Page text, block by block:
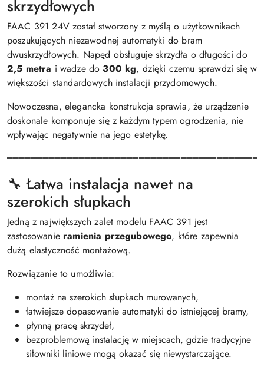
skrzydłowych
FAAC 391 24V został stworzony z myślą o użytkownikach
poszukujących niezawodnej automatyki do bram
dwuskrzydłowych. Napęd obsługuje skrzydła o długości do
2,5 metra i wadze do300 kg, dzięki czemu sprawdzi się w
większości standardowych instalacji przydomowych.
Nowoczesna, elegancka konstrukcja sprawia, że urządzenie
doskonale komponuje się z każdym typem ogrodzenia, nie
wpływając negatywnie na jego estetykę.
🔧 Łatwa instalacja nawet na
szerokich słupkach
Jedną z największych zalet modelu FAAC 391 jest
zastosowanie ramienia przegubowego, które zapewnia
dużą elastyczność montażową.
Rozwiązanie to umożliwia:
montaż na szerokich słupkach murowanych,
łatwiejsze dopasowanie automatyki do istniejącej bramy,
płynną pracę skrzydeł,
bezproblemową instalację w miejscach, gdzie tradycyjne
siłowniki liniowe mogą okazać się niewystarczające.